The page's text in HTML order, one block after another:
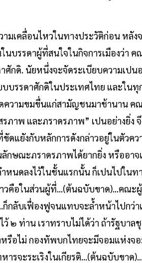
ามเคลื่อนไหวในทางประวัติก่อน หลั
รรดาผู้ที่สนใจในกิจการเมืองว่า ค
ศักดิ. นัยหนึ่งจะจัดระเบียบความเป
บรรดาศักดิในประเทศไทย และในทุ
ดความขมขื่นแก่สามัญชนมาช้านาน
ภาพ และภราดรภาพ” เปนอย่างยิ่ง
ขัดแยังกับหลักการดังกล่าวอยู่ในตัว
กษณะภราดรภาพได้ยากยิ่ง หรืออาจ
หนดลงไว้ในชั้นแรกนั้น ก็เปนไปใน
วคือในส่วนผู้ที่...(ต้นฉบับขาด)...คณะ
กลับเฟื่องฟูจนแทบจะล้ำหน้าไปกว่
๒ ท่าน เราทราบไม่ได้ว่า ถ้ารัฐบาล
อไม่ กองทัพบกไทยจะมีจอมแห่งจ
รจะระเริงในเกียรติ...(ต้นฉบับขาด